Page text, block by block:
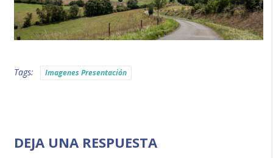
Tags: Imagenes Presentación
DEJA UNA RESPUESTA